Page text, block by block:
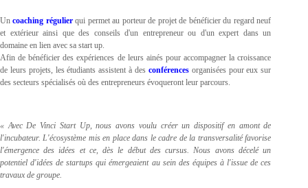
Uncoaching régulierqui permet au porteur de projet de bénéficier du regard neuf
et extérieur ainsi que des conseils d'un entrepreneur ou d'un expert dans un
domaine en lien avec sa start up.
Afin de bénéficier des expériences de leurs ainés pour accompagner la croissance
de leurs projets, les étudiants assistent à des conférencesorganisées pour eux sur
des secteurs spécialisés où des entrepreneurs évoqueront leur parcours.
« Avec De Vinci Start Up, nous avons voulu créer un dispositif en amont de
l'incubateur. L'écosystème mis en place dans le cadre de la transversalité favorise
l'émergence des idées et ce, dès le début des cursus. Nous avons décelé un
potentiel d'idées de startups qui émergeaient au sein des équipes à l'issue de ces
travaux de groupe.